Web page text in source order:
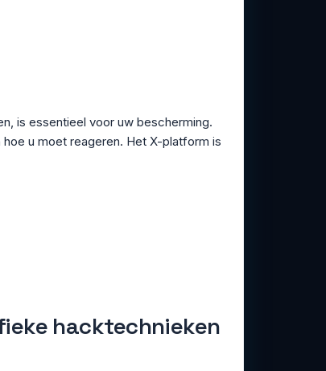
is essentieel voor uw bescherming.
u moet reageren. Het X-platform is
hacktechnieken